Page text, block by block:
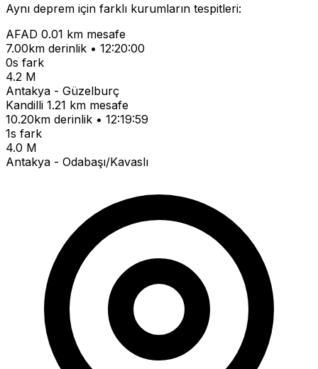
Aynı deprem için farklı kurumların tespitleri:
AFAD 0.01 km mesafe
7.00km derinlik • 12:20:00
0s fark
4.2 M
Antakya - Güzelburç
Kandilli 1.21 km mesafe
10.20km derinlik • 12:19:59
1s fark
4.0 M
Antakya - Odabaşı/Kavaslı